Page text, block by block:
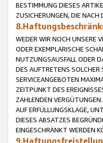
BESTIMMUNG DIESES
ZUSICHERUNGEN, DIE
WEDER WIR NOCH UNSERE
ODER EXEMPLARISCHE
NUTZUNGSAUSFALL ODER
DES AUFTRETENS
SERVICEANGEBOTEN
ZEITPUNKT DES
ZAHLENDEN
AUF ERFÜLLUNGSKLAGE,
DIESES ABSATZES
EINGESCHRÄNKT WERDEN